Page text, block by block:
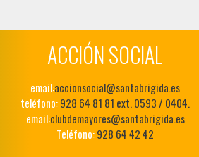
ACCIÓN SOCIAL
email:accionsocial@santabrigida.es
teléfono:928 64 81 81 ext. 0593 / 0404.
email:clubdemayores@santabrigida.es
Teléfono:928 64 42 42